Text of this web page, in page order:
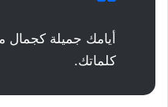
أيامك جميلة كجمال
كلماتك.